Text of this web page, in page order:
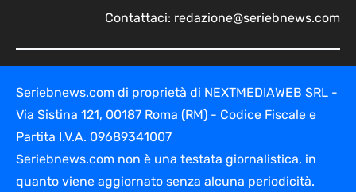
Contattaci: redazione@seriebnews.com
Seriebnews.com di proprietà di NEXTMEDIAWEB SRL -
Via Sistina 121, 00187 Roma (RM) - Codice Fiscale e
Partita I.V.A. 09689341007
Seriebnews.com non è una testata giornalistica, in
quanto viene aggiornato senza alcuna periodicità.